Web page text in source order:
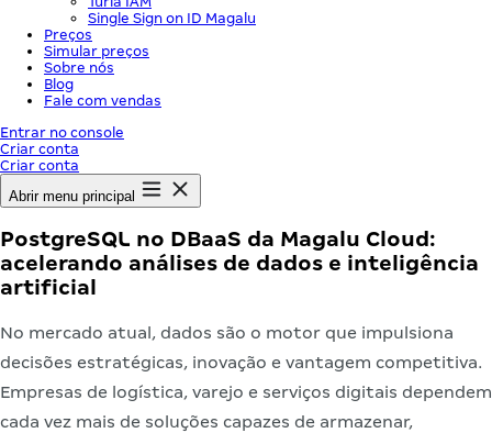
Single Sign on ID Magalu
Preços
Simular preços
Sobre nós
Blog
Fale com vendas
Entrar no console
Criar conta
Criar conta
Abrir menu principal
PostgreSQL no DBaaS da Magalu Cloud:
acelerando análises de dados e inteligência
artificial
No mercado atual, dados são o motor que impulsiona
decisões estratégicas, inovação e vantagem competitiva.
Empresas de logística, varejo e serviços digitais dependem
cada vez mais de soluções capazes de armazenar,